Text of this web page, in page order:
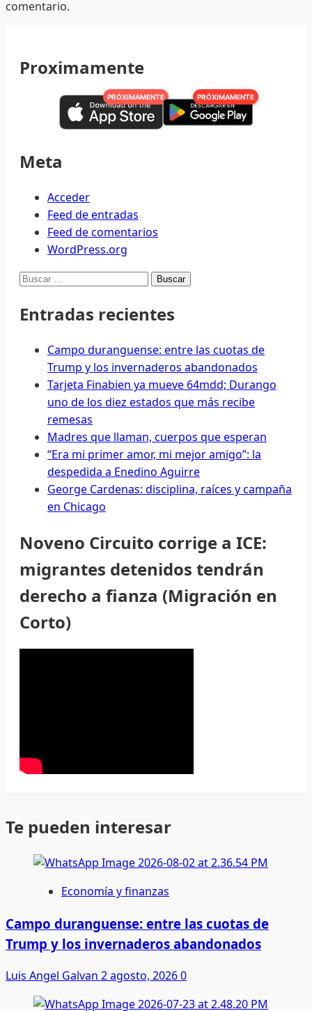
comentario.
Proximamente
PRÓXIMAMENTE PRÓXIMAMENTE
Meta
Acceder
Feed de entradas
Feed de comentarios
WordPress.org
Buscar:
Entradas recientes
Campo duranguense: entre las cuotas de
Trump y los invernaderos abandonados
Tarjeta Finabien ya mueve 64mdd; Durango
uno de los diez estados que más recibe
remesas
Madres que llaman, cuerpos que esperan
“Era mi primer amor, mi mejor amigo”: la
despedida a Enedino Aguirre
George Cardenas: disciplina, raíces y campaña
en Chicago
Noveno Circuito corrige a ICE:
migrantes detenidos tendrán
derecho a fianza (Migración en
Corto)
Te pueden interesar
Economía y finanzas
Campo duranguense: entre las cuotas de
Trump y los invernaderos abandonados
Luis Angel Galvan 2 agosto, 20260